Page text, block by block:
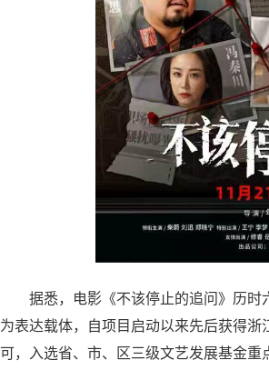
据悉，电影《不该停止的追问》历
为表达载体，自项目启动以来先后获得
可，入选省、市、区三级文艺发展基金重